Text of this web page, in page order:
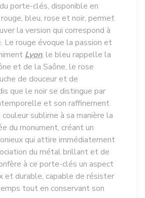
porte-clés, disponible en
bleu, rose et noir, permet
la version qui correspond à
Le rouge évoque la passion et
Lyon, le bleu rappelle la
et de la Saône, le rose
de douceur et de
que le noir se distingue par
et son raffinement
couleur sublime à sa manière la
du monument, créant un
qui attire immédiatement
du métal brillant et de
à ce porte-clés un aspect
et durable, capable de résister
tout en conservant son